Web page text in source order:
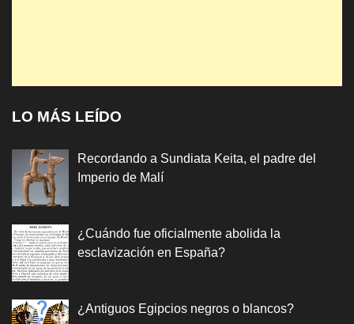
LO MÁS LEÍDO
Recordando a Sundiata Keita, el padre del
Imperio de Malí
¿Cuándo fue oficialmente abolida la
esclavización en España?
¿Antiguos Egipcios negros o blancos?